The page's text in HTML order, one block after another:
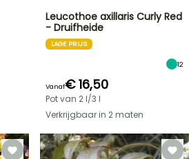
Leucothoe axillaris Curly Red
- Druifheide
LAGE PRIJS
12
Vanaf€ 16,50
Pot van 2 l/3 l
Verkrijgbaar in 2 maten